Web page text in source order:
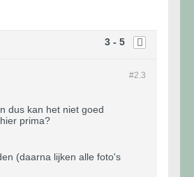
3 - 5
#2. 3
dus kan het niet goed
prima?
(daarna lijken alle foto's